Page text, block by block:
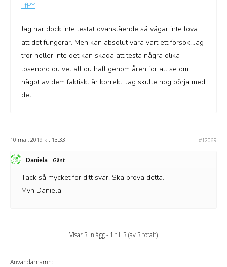
_fPY
Jag har dock inte testat ovanstående så vågar inte lova
att det fungerar. Men kan absolut vara värt ett försök! Jag
tror heller inte det kan skada att testa några olika
lösenord du vet att du haft genom åren för att se om
något av dem faktiskt är korrekt. Jag skulle nog börja med
det!
10 maj, 2019 kl. 13:33 #12069
Daniela Gäst
Tack så mycket för ditt svar! Ska prova detta.
Mvh Daniela
Visar 3 inlägg - 1 till 3 (av 3 totalt)
Användarnamn: